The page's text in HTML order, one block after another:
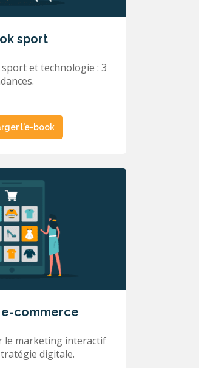
sport
et technologie : 3
l'e-book
e-commerce
le marketing interactif
digitale.